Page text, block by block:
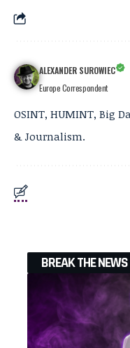
ALEXANDER SUROWIEC
Europe Correspondent
OSINT, HUMINT, Big
& Journalism.
BREAK THE NEWS